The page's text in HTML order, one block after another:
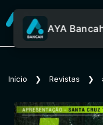
AYA
Início ❯ Revistas ❯